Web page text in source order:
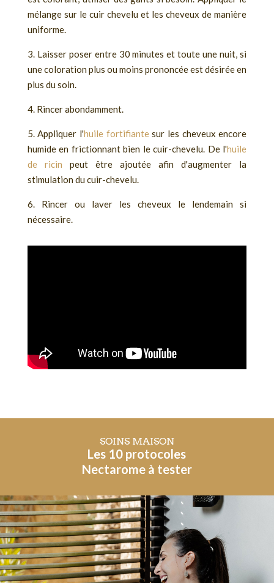
mélange sur le cuir chevelu et les cheveux de manière
uniforme.
3. Laisser poser entre 30 minutes et toute une nuit, si
une coloration plus ou moins prononcée est désirée en
plus du soin.
4. Rincer abondamment.
5. Appliquer l'huile fortifiantesur les cheveux encore
humide en frictionnant bien le cuir-chevelu. De l'huile
de ricin peut être ajoutée afin d'augmenter la
stimulation du cuir-chevelu.
6. Rincer ou laver les cheveux le lendemain si
nécessaire.
SOINS MAISON
Les 10 protocoles
Nectarome à tester